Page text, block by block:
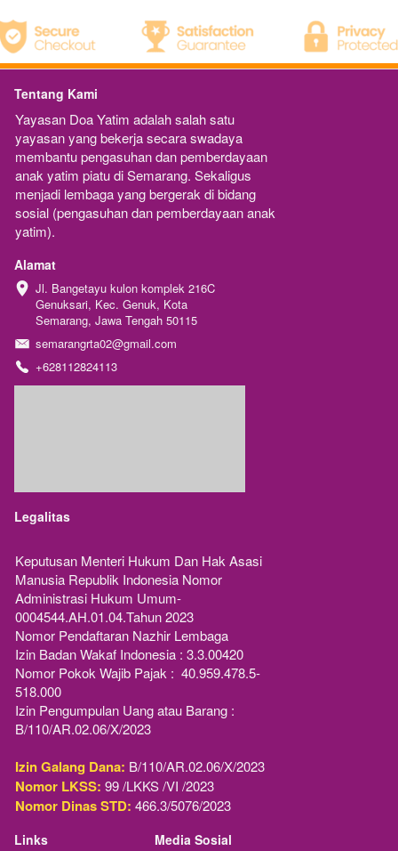
Tentang Kami
Yayasan Doa Yatim adalah salah satu
yayasan yang bekerja secara swadaya
membantu pengasuhan dan pemberdayaan
anak yatim piatu di Semarang. Sekaligus
menjadi lembaga yang bergerak di bidang
sosial (pengasuhan dan pemberdayaan anak
yatim).
Alamat
Jl. Bangetayu kulon komplek 216C
Genuksari, Kec. Genuk, Kota
Semarang, Jawa Tengah 50115
semarangrta02@gmail.com
+628112824113
Legalitas
Keputusan Menteri Hukum Dan Hak Asasi
Manusia Republik Indonesia Nomor
Administrasi Hukum Umum-
0004544.AH.01.04.Tahun 2023
Nomor Pendaftaran Nazhir Lembaga
Izin Badan Wakaf Indonesia : 3.3.00420
Nomor Pokok Wajib Pajak :  40.959.478.5-
518.000
Izin Pengumpulan Uang atau Barang :
B/110/AR.02.06/X/2023
Izin Galang Dana: B/110/AR.02.06/X/2023
Nomor LKSS: 99 /LKKS /VI /2023
Nomor Dinas STD: 466.3/5076/2023
Links Media Sosial